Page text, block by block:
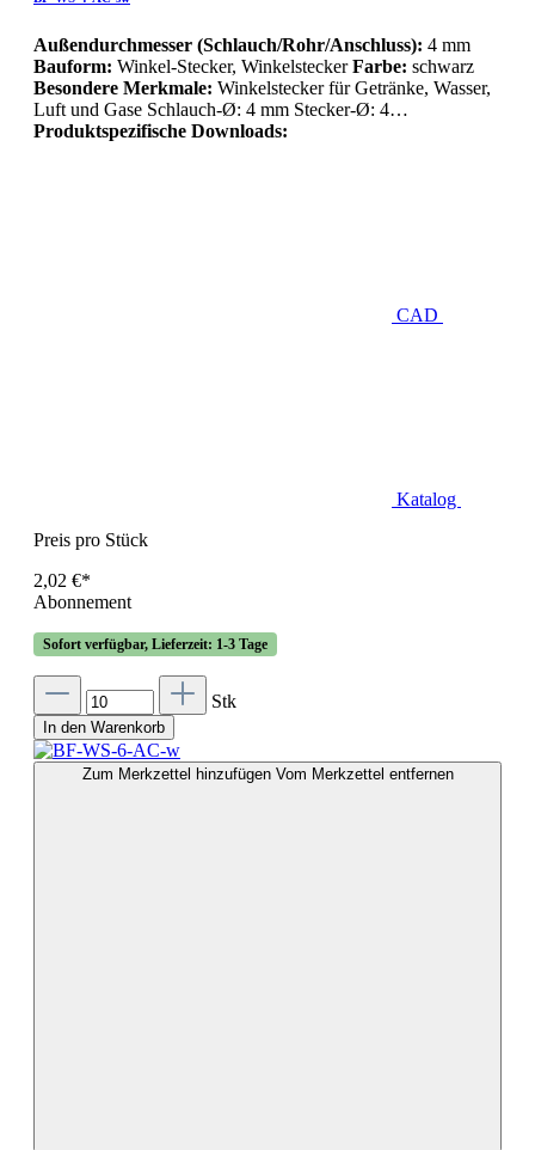
Außendurchmesser (Schlauch/Rohr/Anschluss): 4 mm
Bauform: Winkel-Stecker, WinkelsteckerFarbe: schwarz
Besondere Merkmale: Winkelstecker für Getränke, Wasser,
Luft und Gase Schlauch-Ø: 4 mm Stecker-Ø: 4…
Produktspezifische Downloads:
CAD
Katalog
Preis pro Stück
2,02 €*
Abonnement
Sofort verfügbar, Lieferzeit: 1-3 Tage
Stk
In den Warenkorb
Zum Merkzettel hinzufügen Vom Merkzettel entfernen